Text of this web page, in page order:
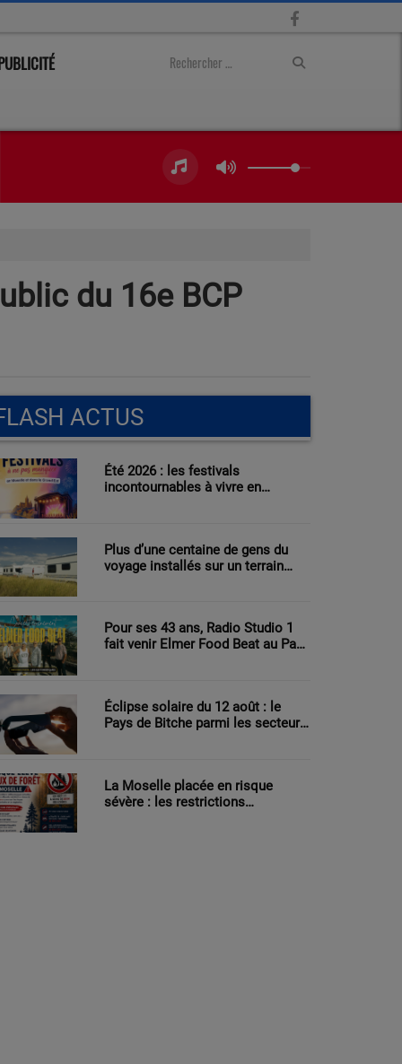
du 16e BCP
ACTUS
Été 2026 : les festivals
incontournables à vivre en
Plus d’une centaine de gens du
voyage installés sur un terrain
Pour ses 43 ans, Radio Studio 1
fait venir Elmer Food Beat au Pays
Éclipse solaire du 12 août : le
Pays de Bitche parmi les secteurs
La Moselle placée en risque
sévère : les restrictions